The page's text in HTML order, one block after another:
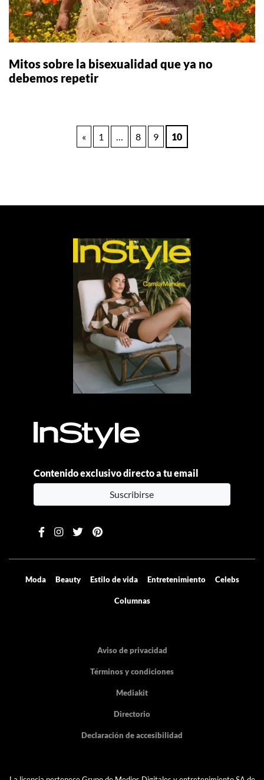
Mitos sobre la bisexualidad que ya no
debemos repetir
Paginación
« 1 … 8 9 10
Contenido exclusivo directo a tu email
Suscribirse
Moda Beauty Estilo de vida Entretenimiento Celebs
Columnas
Aviso de privacidad
Términos y condiciones
Mediakit
Directorio
Declaración de accesibilidad